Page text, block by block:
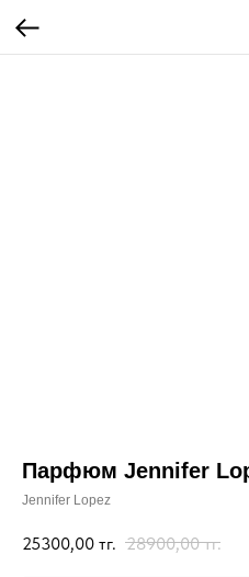
Парфюм Jennifer
Jennifer Lopez
25300,00 тг. 28900,00 тг.